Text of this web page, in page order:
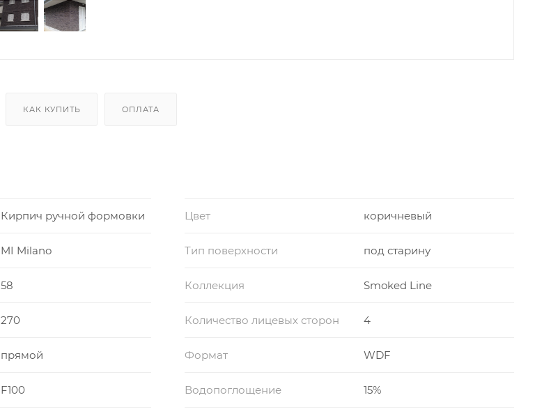
КАК КУПИТЬ ОПЛАТА
Кирпич ручной формовки Цвет коричневый
MI Milano Тип поверхности под старину
58 Коллекция Smoked Line
270 Количество лицевых сторон 4
прямой Формат WDF
F100 Водопоглощение 15%